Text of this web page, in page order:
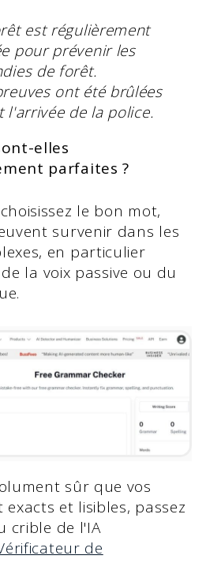
est régulièrement
pour prévenir les
de forêt.
ont été brûlées
l'arrivée de la police.
elles
parfaites ?
le bon mot,
survenir dans les
en particulier
la voix passive ou du
sûr que vos
exacts et lisibles, passez
crible de l'IA
de